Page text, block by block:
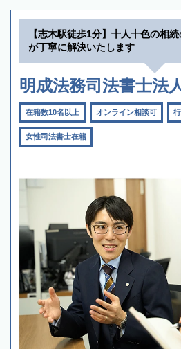
【志木駅徒歩1分】十人十色の相
が丁寧に解決いたします
明成法務司法書士法
在籍数10名以上 オンライン相談可
女性司法書士在籍